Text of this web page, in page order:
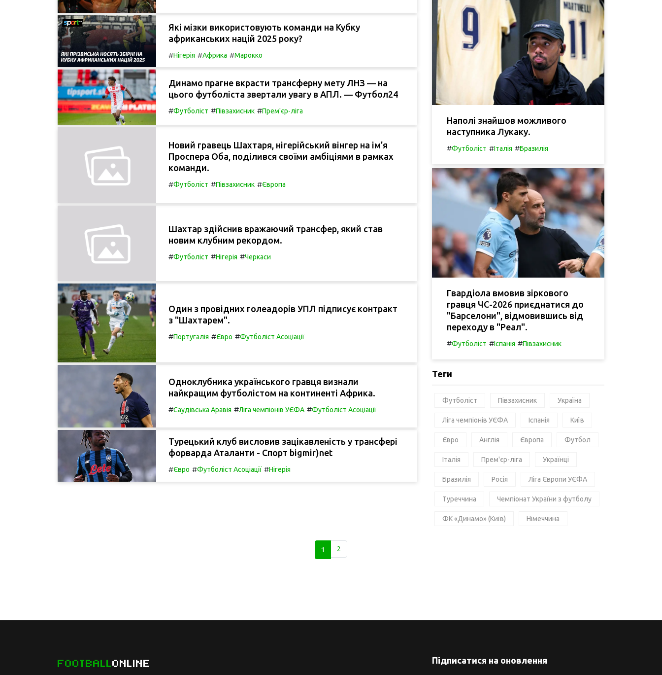
Які мізки використовують команди на Кубку
африканських націй 2025 року?
#Нігерія #Африка #Марокко
Динамо прагне вкрасти трансферну мету ЛНЗ — на
цього футболіста звертали увагу в АПЛ. — Футбол24
#Футболіст #Півзахисник #Прем'єр-ліга
Новий гравець Шахтаря, нігерійський вінгер на ім'я
Проспера Оба, поділився своїми амбіціями в рамках
команди.
#Футболіст #Півзахисник #Європа
Шахтар здійснив вражаючий трансфер, який став
новим клубним рекордом.
#Футболіст #Нігерія #Черкаси
Один з провідних голеадорів УПЛ підписує контракт
з "Шахтарем".
#Португалія #Євро #Футболіст Асоціації
Одноклубника українського гравця визнали
найкращим футболістом на континенті Африка.
#Саудівська Аравія #Ліга чемпіонів УЄФА #Футболіст Асоціації
Турецький клуб висловив зацікавленість у трансфері
форварда Аталанти - Спорт bigmir)net
#Євро #Футболіст Асоціації #Нігерія
Наполі знайшов можливого
наступника Лукаку.
#Футболіст #Італія #Бразилія
Гвардіола вмовив зіркового
гравця ЧС-2026 приєднатися до
"Барселони", відмовившись від
переходу в "Реал".
#Футболіст #Іспанія #Півзахисник
Теги
Футболіст Півзахисник Україна
Ліга чемпіонів УЄФА Іспанія Київ
Євро Англія Європа Футбол
Італія Прем'єр-ліга Українці
Бразилія Росія Ліга Європи УЄФА
Туреччина Чемпіонат України з футболу
ФК «Динамо» (Київ) Німеччина
1 2
FOOTBALLONLINE Підписатися на оновлення